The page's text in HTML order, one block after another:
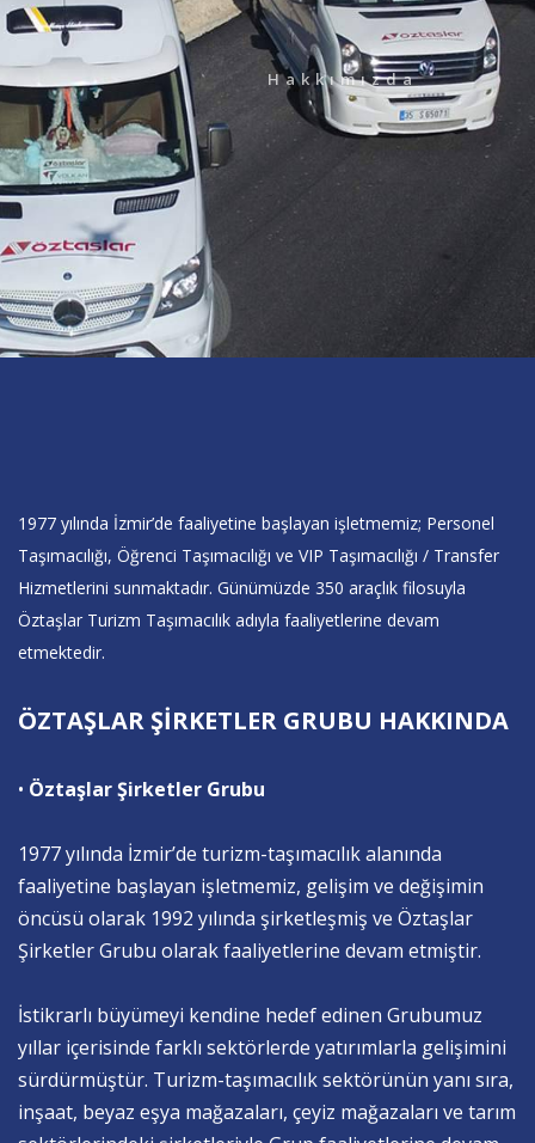
Hakkımızda
1977 yılında İzmir’de faaliyetine başlayan işletmemiz; Personel
Taşımacılığı, Öğrenci Taşımacılığı ve VIP Taşımacılığı / Transfer
Hizmetlerini sunmaktadır. Günümüzde 350 araçlık filosuyla
Öztaşlar Turizm Taşımacılık adıyla faaliyetlerine devam
etmektedir.
ÖZTAŞLAR ŞİRKETLER GRUBU HAKKINDA
• Öztaşlar Şirketler Grubu
1977 yılında İzmir’de turizm-taşımacılık alanında
faaliyetine başlayan işletmemiz, gelişim ve değişimin
öncüsü olarak 1992 yılında şirketleşmiş ve Öztaşlar
Şirketler Grubu olarak faaliyetlerine devam etmiştir.
İstikrarlı büyümeyi kendine hedef edinen Grubumuz
yıllar içerisinde farklı sektörlerde yatırımlarla gelişimini
sürdürmüştür. Turizm-taşımacılık sektörünün yanı sıra,
inşaat, beyaz eşya mağazaları, çeyiz mağazaları ve tarım